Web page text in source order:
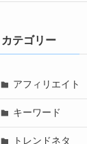
カテゴリー
アフィリエイト
キーワード
トレンドネタ